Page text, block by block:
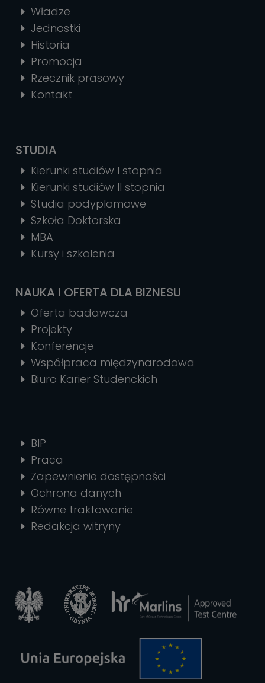
Władze
Jednostki
Historia
Promocja
Rzecznik prasowy
Kontakt
STUDIA
Kierunki studiów I stopnia
Kierunki studiów II stopnia
Studia podyplomowe
Szkoła Doktorska
MBA
Kursy i szkolenia
NAUKA I OFERTA DLA BIZNESU
Oferta badawcza
Projekty
Konferencje
Współpraca międzynarodowa
Biuro Karier Studenckich
BIP
Praca
Zapewnienie dostępności
Ochrona danych
Równe traktowanie
Redakcja witryny